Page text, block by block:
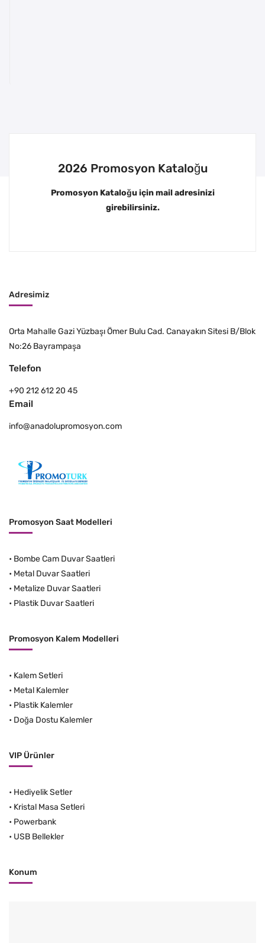
2026 Promosyon Kataloğu
Promosyon Kataloğu için mail adresinizi
girebilirsiniz.
Adresimiz
Orta Mahalle Gazi Yüzbaşı Ömer Bulu Cad. Canayakın Sitesi B/Blok
No:26 Bayrampaşa
Telefon
+90 212 612 20 45
Email
info@anadolupromosyon.com
Promosyon Saat Modelleri
• Bombe Cam Duvar Saatleri
• Metal Duvar Saatleri
• Metalize Duvar Saatleri
• Plastik Duvar Saatleri
Promosyon Kalem Modelleri
• Kalem Setleri
• Metal Kalemler
• Plastik Kalemler
• Doğa Dostu Kalemler
VIP Ürünler
• Hediyelik Setler
• Kristal Masa Setleri
• Powerbank
• USB Bellekler
Konum